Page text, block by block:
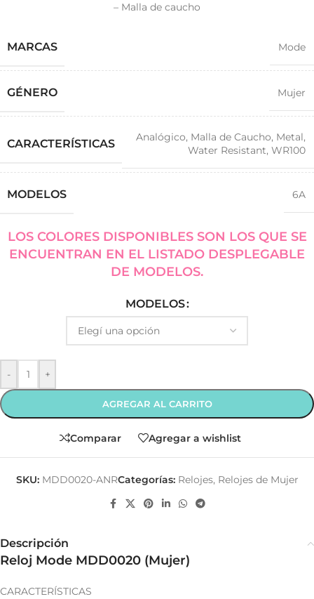
– Malla de caucho
MARCAS Mode
GÉNERO Mujer
CARACTERÍSTICAS Analógico, Malla de Caucho, Metal,
Water Resistant, WR100
MODELOS 6A
LOS COLORES DISPONIBLES SON LOS QUE SE
ENCUENTRAN EN EL LISTADO DESPLEGABLE
DE MODELOS.
MODELOS
- +
AGREGAR AL CARRITO
Comparar Agregar a wishlist
SKU: MDD0020-ANRCategorías: Relojes, Relojes de Mujer
Descripción
Reloj Mode MDD0020 (Mujer)
CARACTERÍSTICAS